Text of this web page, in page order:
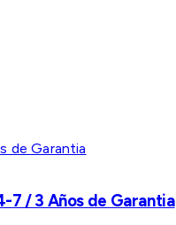
7 / 3 Años de Garantia